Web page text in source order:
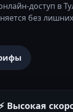
доступ в
без лишних
Высокая